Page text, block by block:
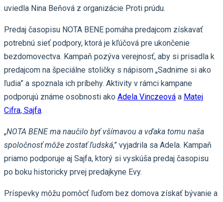
uviedla Nina Beňová z organizácie Proti prúdu.
Predaj časopisu NOTA BENE pomáha predajcom získavať
potrebnú sieť podpory, ktorá je kľúčová pre ukončenie
bezdomovectva. Kampaň pozýva verejnosť, aby si prisadla k
predajcom na špeciálne stoličky s nápisom „Sadnime si ako
ľudia” a spoznala ich príbehy. Aktivity v rámci kampane
podporujú známe osobnosti ako Adela Vinczeová a Matej
Cifra, Sajfa.
„NOTA BENE ma naučilo byť všímavou a vďaka tomu naša
spoločnosť môže zostať ľudská,” vyjadrila sa Adela. Kampaň
priamo podporuje aj Sajfa, ktorý si vyskúša predaj časopisu
po boku historicky prvej predajkyne Evy.
Príspevky môžu pomôcť ľuďom bez domova získať bývanie a